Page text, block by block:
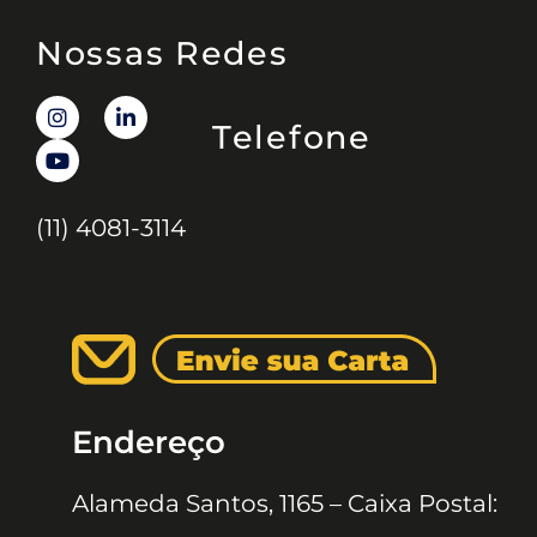
Nossas Redes
Telefone
(11) 4081-3114
Endereço
Alameda Santos, 1165 – Caixa Postal: